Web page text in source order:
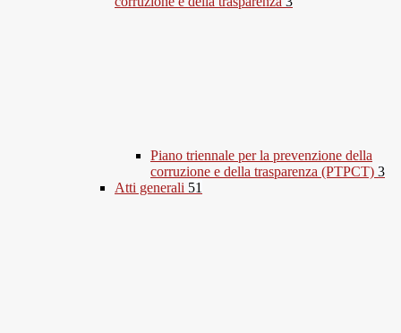
Piano triennale per la prevenzione della
corruzione e della trasparenza (PTPCT) 3
Atti generali 51